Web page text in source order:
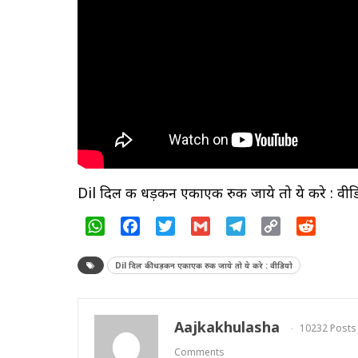
Dil दिल की धड़कन एकाएक रुक जाये तो ये करे :
WhatsAppFacebookTwitter Gmail Telegram
Copy
Dil दिल की धड़कन एकाएक रुक जाये तो ये करे : वीडियो
Aajkakhulasha 10232 Posts
Comments